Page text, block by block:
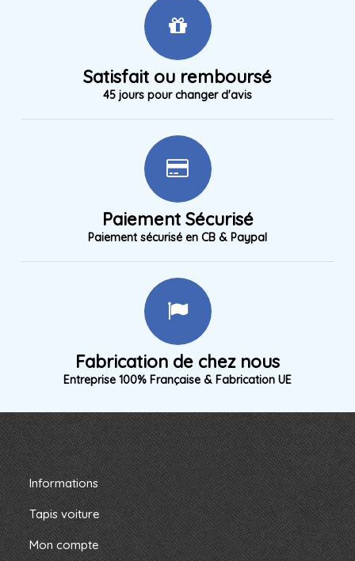
Satisfait ou remboursé
45 jours pour changer d'avis
Paiement Sécurisé
Paiement sécurisé en CB & Paypal
Fabrication de chez nous
Entreprise 100% Française & Fabrication UE
Informations
Tapis voiture
Mon compte